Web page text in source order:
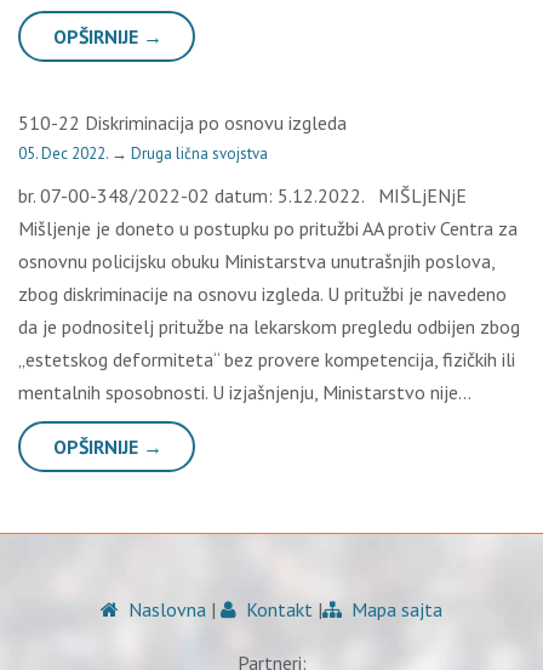
OPŠIRNIJE →
510-22 Diskriminacija po osnovu izgleda
05. Dec 2022. → Druga lična svojstva
br. 07-00-348/2022-02 datum: 5.12.2022. MIŠLjENjE
Mišljenje je doneto u postupku po pritužbi AA protiv Centra za
osnovnu policijsku obuku Ministarstva unutrašnjih poslova,
zbog diskriminacije na osnovu izgleda. U pritužbi je navedeno
da je podnositelj pritužbe na lekarskom pregledu odbijen zbog
„estetskog deformiteta“ bez provere kompetencija, fizičkih ili
mentalnih sposobnosti. U izjašnjenju, Ministarstvo nije…
OPŠIRNIJE →
Naslovna | Kontakt | Mapa sajta
Partneri: